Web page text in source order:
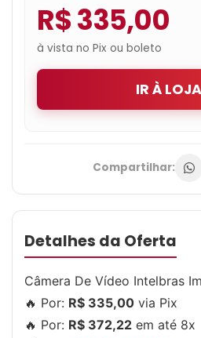
R$ 335,00
à vista no Pix ou boleto
IR À LOJA
Compartilhar:
Detalhes da Oferta
Câmera De Vídeo Intelbras
🔥 Por: R$ 335,00 via Pix
🔥 Por: R$ 372,22 em até 8x